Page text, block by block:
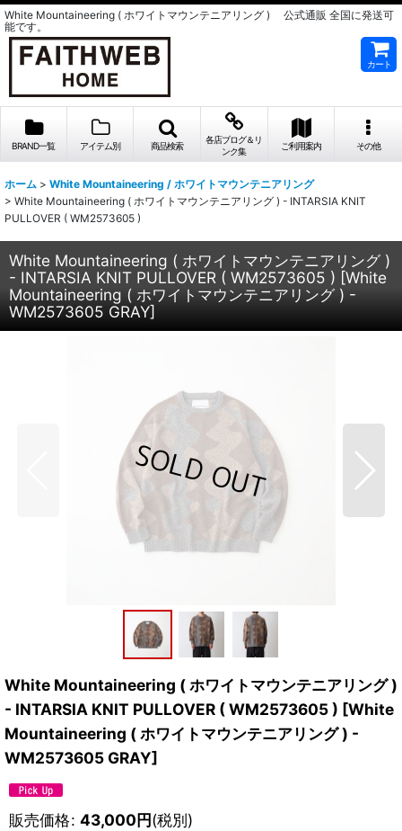
White Mountaineering ( ホワイトマウンテニアリング ) 公式通販 全国に発送可
能です。
カート
BRAND一覧 アイテム別 商品検索
各店ブログ＆リ
ンク集
ご利用案内 その他
ホーム > White Mountaineering / ホワイトマウンテニアリング
> White Mountaineering ( ホワイトマウンテニアリング ) - INTARSIA KNIT
PULLOVER ( WM2573605 )
White Mountaineering ( ホワイトマウンテニアリング )
- INTARSIA KNIT PULLOVER ( WM2573605 ) [White
Mountaineering ( ホワイトマウンテニアリング ) -
WM2573605 GRAY]
White Mountaineering ( ホワイトマウンテニアリング )
- INTARSIA KNIT PULLOVER ( WM2573605 ) [White
Mountaineering ( ホワイトマウンテニアリング ) -
WM2573605 GRAY]
販売価格: 43,000円(税別)